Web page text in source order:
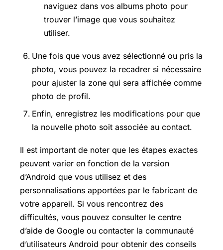
naviguez dans vos albums photo pour
trouver l’image que vous souhaitez
utiliser.
Une fois que vous avez sélectionné ou pris la
photo, vous pouvez la recadrer si nécessaire
pour ajuster la zone qui sera affichée comme
photo de profil.
Enfin, enregistrez les modifications pour que
la nouvelle photo soit associée au contact.
Il est important de noter que les étapes exactes
peuvent varier en fonction de la version
d’Android que vous utilisez et des
personnalisations apportées par le fabricant de
votre appareil. Si vous rencontrez des
difficultés, vous pouvez consulter le centre
d’aide de Google ou contacter la communauté
d’utilisateurs Android pour obtenir des conseils